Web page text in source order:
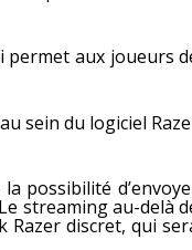
permet aux joueurs
sein du logiciel
possibilité
streaming au-delà
discret, qui